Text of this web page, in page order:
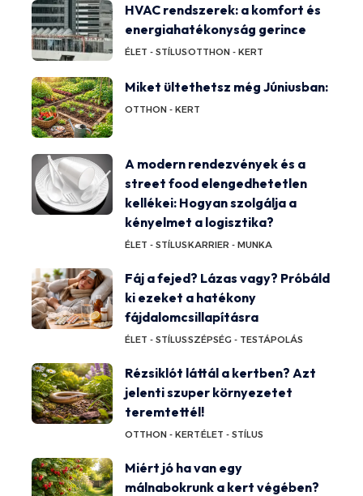
HVAC rendszerek: a komfort és
energiahatékonyság gerince
ÉLET - STÍLUSOTTHON - KERT
Miket ültethetsz még Júniusban:
OTTHON - KERT
A modern rendezvények és a
street food elengedhetetlen
kellékei: Hogyan szolgálja a
kényelmet a logisztika?
ÉLET - STÍLUSKARRIER - MUNKA
Fáj a fejed? Lázas vagy? Próbáld
ki ezeket a hatékony
fájdalomcsillapításra
ÉLET - STÍLUSSZÉPSÉG - TESTÁPOLÁS
Rézsiklót láttál a kertben? Azt
jelenti szuper környezetet
teremtettél!
OTTHON - KERTÉLET - STÍLUS
Miért jó ha van egy
málnabokrunk a kert végében?